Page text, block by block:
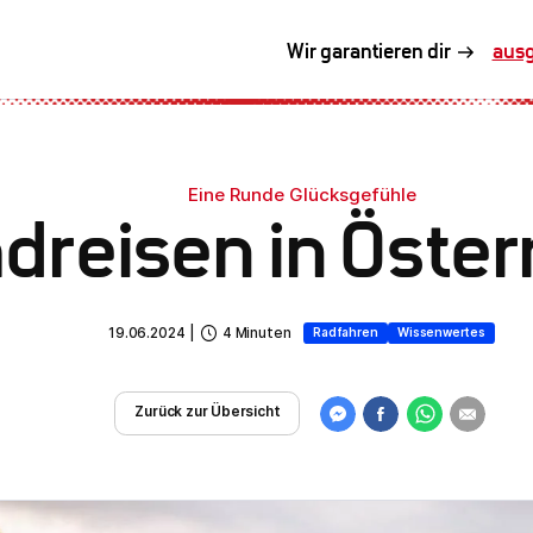
Eine Runde Glücksgefühle
in
19.06.2024 4 Minuten Radfahren Wissenwertes
Zurück zur Übersicht
Wir garantieren dir